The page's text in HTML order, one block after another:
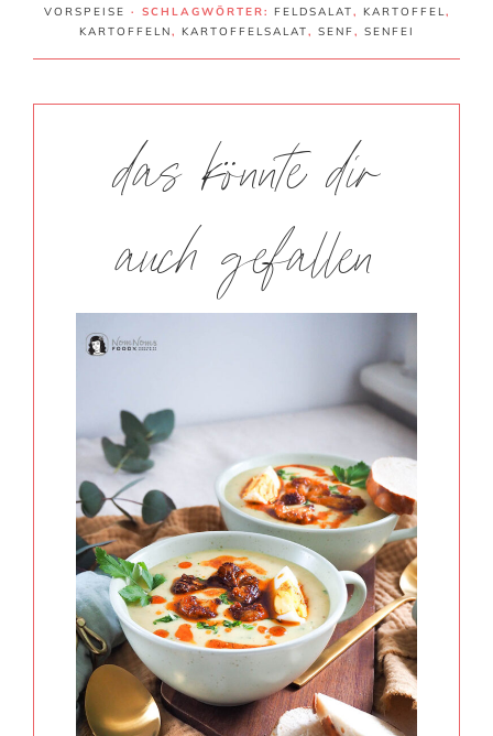
VORSPEISE · SCHLAGWÖRTER: FELDSALAT, KARTOFFEL,
KARTOFFELN, KARTOFFELSALAT, SENF, SENFEI
das könnte dir
auch gefallen